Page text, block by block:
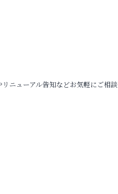
ニューアル告知などお気軽にご相